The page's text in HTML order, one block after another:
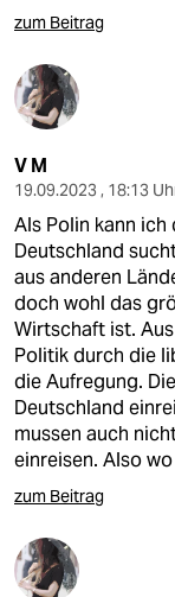
zum Beitrag
V M
19.09.2023 , 18:13
Als Polin kann
Deutschland
aus anderen
doch wohl das
Wirtschaft ist.
Politik durch die
die Aufregung.
Deutschland
mussen auch
einreisen. Also
zum Beitrag